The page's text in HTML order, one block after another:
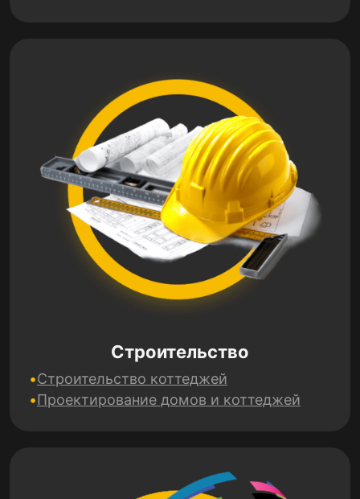
Строительство
Строительство коттеджей
Проектирование домов и коттеджей